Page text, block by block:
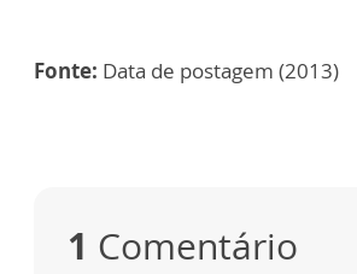
Fonte: Data de postagem (2013)
1 Comentário